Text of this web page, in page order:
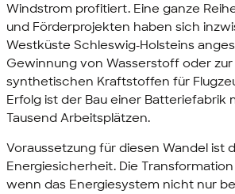
Windstrom profitiert. Eine ganze
und Förderprojekten haben sich
Westküste Schleswig-Holsteins
Gewinnung von Wasserstoff oder
synthetischen Kraftstoffen für
Erfolg ist der Bau einer Batteriefabrik
Tausend Arbeitsplätzen.
Voraussetzung für diesen Wandel ist
Energiesicherheit. Die
wenn das Energiesystem nicht nur